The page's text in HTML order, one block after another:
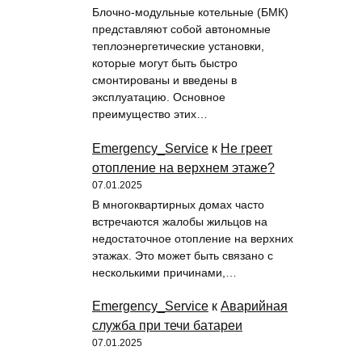
Блочно-модульные котельные (БМК)
представляют собой автономные
теплоэнергетические установки,
которые могут быть быстро
смонтированы и введены в
эксплуатацию. Основное
преимущество этих…
Emergency_Service к Не греет
отопление на верхнем этаже?
07.01.2025
В многоквартирных домах часто
встречаются жалобы жильцов на
недостаточное отопление на верхних
этажах. Это может быть связано с
несколькими причинами,…
Emergency_Service к Аварийная
служба при течи батареи
07.01.2025